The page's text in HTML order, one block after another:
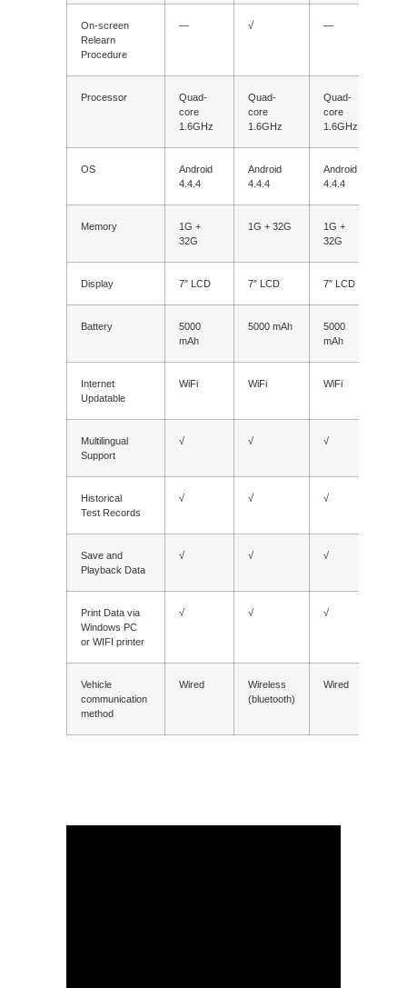
On-screen
Relearn
Procedure
— √ —
Processor
Quad-
core
1.6GHz
Quad-
core
1.6GHz
Quad-
core
1.6GHz
OS
Android
4.4.4
Android
4.4.4
Android
4.4.4
Memory
1G +
32G
1G + 32G
1G +
32G
Display 7″ LCD 7″ LCD 7″ LCD
Battery
5000
mAh
5000 mAh
5000
mAh
Internet
Updatable
WiFi WiFi WiFi
Multilingual
Support
√ √ √
Historical
Test Records
√ √ √
Save and
Playback Data
√ √ √
Print Data via
Windows PC
or WIFI printer
√ √ √
Vehicle
communication
method
Wired
Wireless
(bluetooth)
Wired